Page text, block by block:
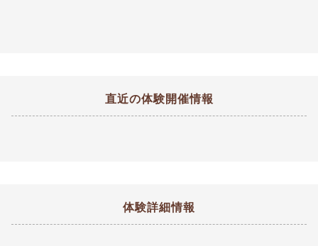
直近の体験開催情報
体験詳細情報